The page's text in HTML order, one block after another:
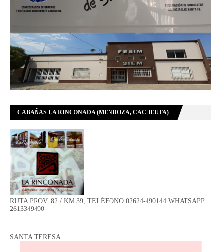
CABAÑAS LA RINCONADA (MENDOZA, CACHEUTA)
RUTA PROV. 82 / KM 39, TELÉFONO 02624-490144 WHATSAPP
2613349490
SANTA TERESA: